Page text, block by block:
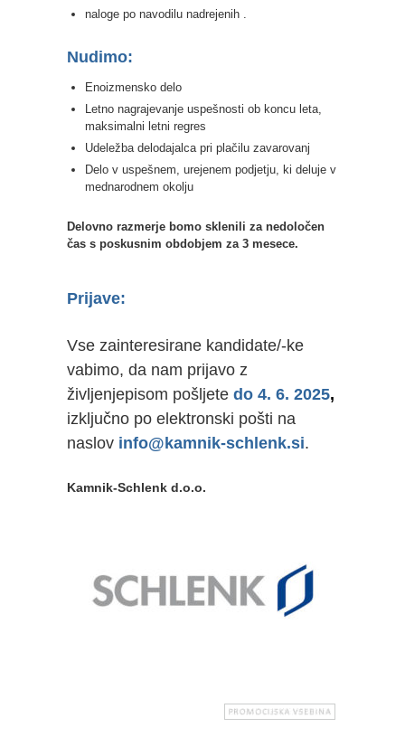
naloge po navodilu nadrejenih .
Nudimo:
Enoizmensko delo
Letno nagrajevanje uspešnosti ob koncu leta,
maksimalni letni regres
Udeležba delodajalca pri plačilu zavarovanj
Delo v uspešnem, urejenem podjetju, ki deluje v
mednarodnem okolju
Delovno razmerje bomo sklenili za nedoločen
čas s poskusnim obdobjem za 3 mesece.
Prijave:
Vse zainteresirane kandidate/-ke
vabimo, da nam prijavo z
življenjepisom pošljete do 4. 6. 2025,
izključno po elektronski pošti na
naslov info@kamnik-schlenk.si.
Kamnik-Schlenk d.o.o.